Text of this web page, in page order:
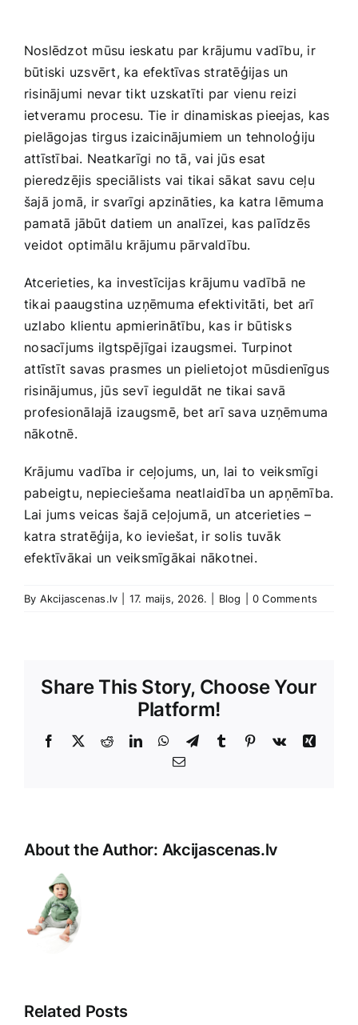
Noslēdzot mūsu ieskatu‌ par‍ krājumu vadību, ‍ir‌
būtiski uzsvērt, ka​ efektīvas stratēģijas​ un
risinājumi nevar tikt uzskatīti par vienu reizi
ietveramu⁤ procesu. Tie‌ ir ⁣dinamiskas pieejas, kas
pielāgojas tirgus izaicinājumiem​ un tehnoloģiju
attīstībai. Neatkarīgi no tā,‍ vai jūs ⁢esat
pieredzējis speciālists vai tikai sākat savu ceļu ​
šajā jomā, ir svarīgi apzināties, ka katra lēmuma⁤
pamatā jābūt datiem un analīzei,⁢ kas palīdzēs
⁤veidot optimālu krājumu pārvaldību.
Atcerieties, ka⁣ investīcijas krājumu vadībā ne⁣
tikai paaugstina uzņēmuma efektivitāti,‍ bet arī
uzlabo klientu‍ apmierinātību,‍ kas⁤ ir ​būtisks
⁣nosacījums ilgtspējīgai izaugsmei. Turpinot
⁢attīstīt savas prasmes un pielietojot mūsdienīgus⁤
risinājumus, jūs ‌sevī⁤ ieguldāt ⁣ne tikai savā
⁤profesionālajā izaugsmē, ​bet arī ​sava uzņēmuma
nākotnē.
Krājumu ⁤vadība ir ceļojums,​ un, lai to veiksmīgi
pabeigtu, nepieciešama neatlaidība ‌un apņēmība.⁢
Lai jums veicas‍ šajā ceļojumā,⁢ un ⁢atcerieties –
katra stratēģija, ko ieviešat, ir solis tuvāk
efektīvākai un ​veiksmīgākai‍ nākotnei.
By Akcijascenas.lv 17. maijs, 2026. Blog 0 Comments
Share This Story, Choose Your
Platform!
Facebook
X RedditLinkedInWhatsApp
TelegramTumblr Pinterest
Vk
Xing
E-
About the Author: Akcijascenas.lv
Related Posts